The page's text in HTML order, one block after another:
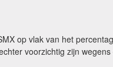
op vlak van het
voorzichtig zijn